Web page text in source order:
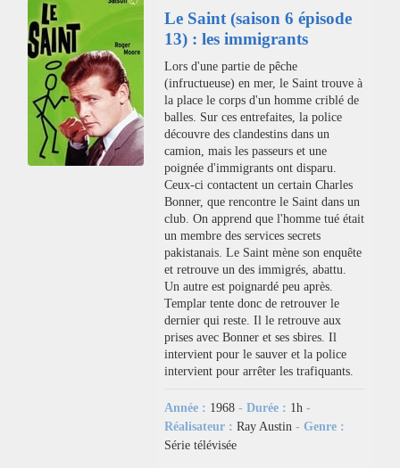
Le Saint (saison 6 épisode
13) : les immigrants
Lors d'une partie de pêche
(infructueuse) en mer, le Saint trouve à
la place le corps d'un homme criblé de
balles. Sur ces entrefaites, la police
découvre des clandestins dans un
camion, mais les passeurs et une
poignée d'immigrants ont disparu.
Ceux-ci contactent un certain Charles
Bonner, que rencontre le Saint dans un
club. On apprend que l'homme tué était
un membre des services secrets
pakistanais. Le Saint mène son enquête
et retrouve un des immigrés, abattu.
Un autre est poignardé peu après.
Templar tente donc de retrouver le
dernier qui reste. Il le retrouve aux
prises avec Bonner et ses sbires. Il
intervient pour le sauver et la police
intervient pour arrêter les trafiquants.
Année : 1968- Durée : 1h-
Réalisateur :Ray Austin- Genre :
Série télévisée